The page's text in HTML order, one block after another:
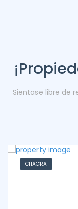
Sientase libre de
CHACRA